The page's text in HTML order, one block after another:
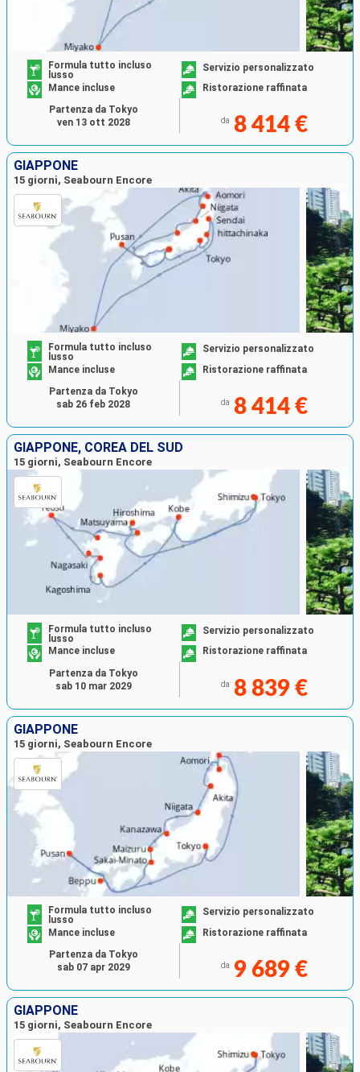
Formula tutto incluso
lusso
Servizio personalizzato
Mance incluse
Ristorazione raffinata
da 8 414 €
Partenza da Tokyo
ven 13 ott 2028
GIAPPONE
15 giorni, Seabourn Encore
Formula tutto incluso
lusso
Servizio personalizzato
Mance incluse
Ristorazione raffinata
da 8 414 €
Partenza da Tokyo
sab 26 feb 2028
GIAPPONE, COREA DEL SUD
15 giorni, Seabourn Encore
Formula tutto incluso
lusso
Servizio personalizzato
Mance incluse
Ristorazione raffinata
da 8 839 €
Partenza da Tokyo
sab 10 mar 2029
GIAPPONE
15 giorni, Seabourn Encore
Formula tutto incluso
lusso
Servizio personalizzato
Mance incluse
Ristorazione raffinata
da 9 689 €
Partenza da Tokyo
sab 07 apr 2029
GIAPPONE
15 giorni, Seabourn Encore